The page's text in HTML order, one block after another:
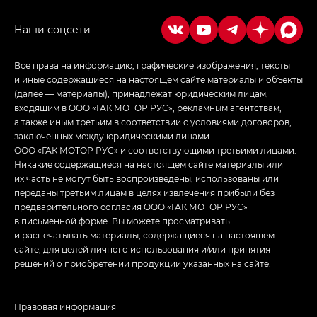
в спортивном стиле — GL(S-Style)
Все права на информацию, графические изображения, тексты
и иные содержащиеся на настоящем сайте материалы и объекты
(далее — материалы), принадлежат юридическим лицам,
входящим в ООО «ГАК МОТОР РУС», рекламным агентствам,
а также иным третьим в соответствии с условиями договоров,
заключенных между юридическими лицами
ООО «ГАК МОТОР РУС» и соответствующими третьими лицами.
Никакие содержащиеся на настоящем сайте материалы или
их часть не могут быть воспроизведены, использованы или
переданы третьим лицам в целях извлечения прибыли без
предварительного согласия ООО «ГАК МОТОР РУС»
в письменной форме. Вы можете просматривать
и распечатывать материалы, содержащиеся на настоящем
сайте, для целей личного использования и/или принятия
решений о приобретении продукции указанных на сайте.
Правовая информация